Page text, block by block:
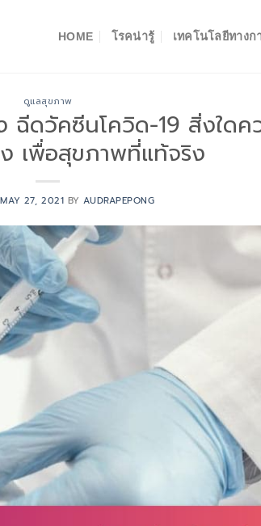
HOME โรคน่ารู้ เทคโนโลยีทางก
ดูแลสุขภาพ
ดวัคซีนโควิด-19 สิ่งใดค
เพื่อสุขภาพที่แท้จริง
MAY 27, 2021 BYAUDRAPEPONG